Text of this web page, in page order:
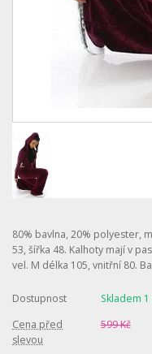
80% bavlna, 20% polyester,
53, šířka 48. Kalhoty mají v
vel. M délka 105, vnitřní 80.
Dostupnost
Skladem 1
Cena před
slevou
599 Kč